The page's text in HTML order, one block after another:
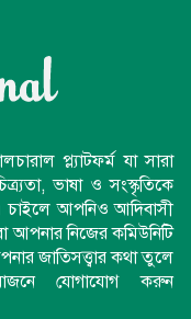
প্ল্যাটফর্ম যা সারা
ভাষা ও সংস্কৃতিকে
চাইলে আপনিও আদিবাসী
আপনার নিজের কমিউনিটি
জাতিসত্ত্বার কথা তুলে
যোগাযোগ করুন